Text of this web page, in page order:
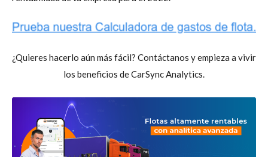
¿Quieres hacerlo aún más fácil? Contáctanos y empieza a vivir
los beneficios de CarSync Analytics.